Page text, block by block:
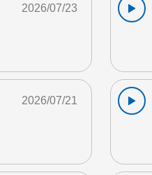
2026/07/23
2026/07/21